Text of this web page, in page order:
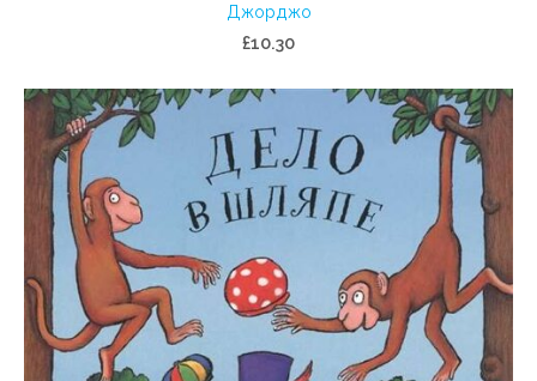
Джорджо
£10.30